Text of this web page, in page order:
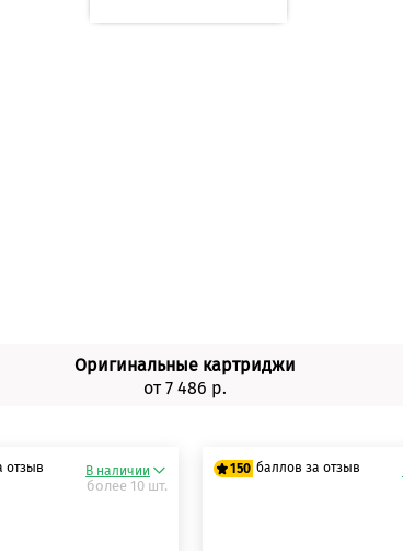
Оригинальные картриджи
от 7 486 р.
отзыв В наличии
более 10 шт.
150 баллов за отзыв